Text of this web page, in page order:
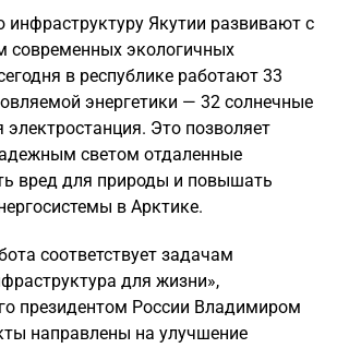
инфраструктуру Якутии развивают с
современных экологичных
в республике работают 33
энергетики — 32 солнечные
электростанция. Это позволяет
светом отдаленные
вред для природы и повышать
в Арктике.
соответствует задачам
для жизни»,
президентом России Владимиром
направлены на улучшение